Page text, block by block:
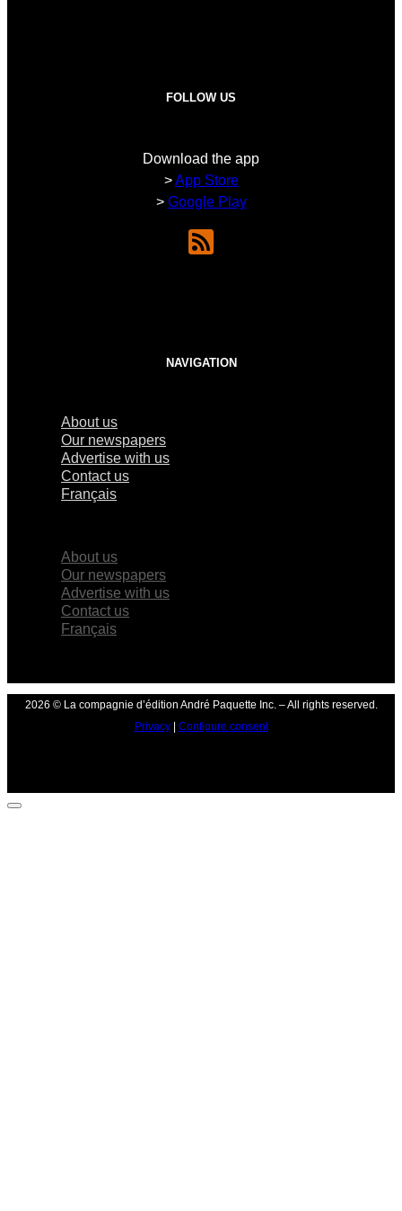
FOLLOW US
Download the app
>App Store
> Google Play
NAVIGATION
About us
Our newspapers
Advertise with us
Contact us
Français
About us
Our newspapers
Advertise with us
Contact us
Français
2026 © La compagnie d’édition André Paquette Inc. – All rights reserved.
Privacy| Configure consent